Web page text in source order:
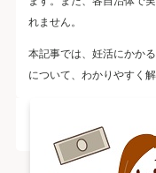
れません。
本記事では、妊活にかか
について、わかりやすく解